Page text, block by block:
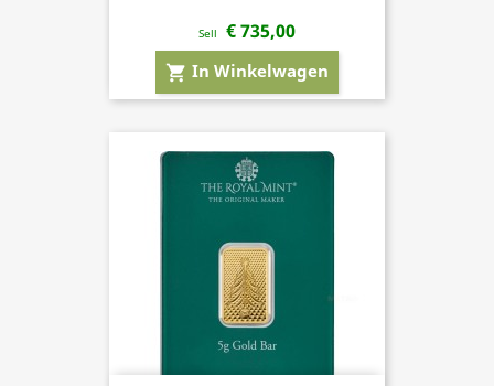
Sell € 735,00
shopping_cart In Winkelwagen